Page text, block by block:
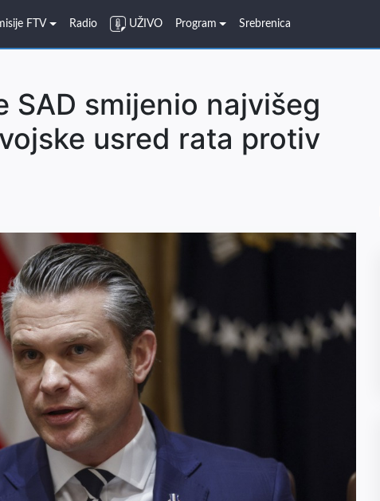
FTV Radio UŽIVO Program Srebrenica
SAD smijenio najvišeg
usred rata protiv